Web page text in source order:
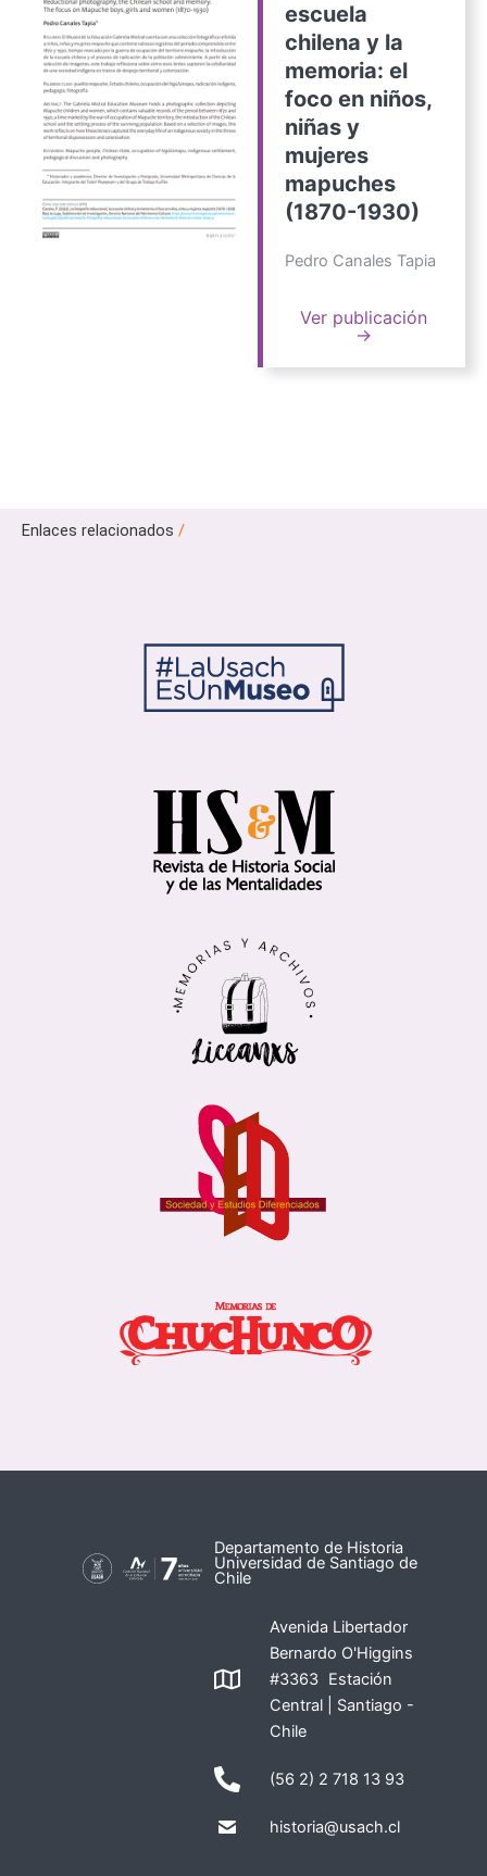
escuela
chilena y la
memoria: el
foco en niños,
niñas y
mujeres
mapuches
(1870-1930)
Pedro Canales Tapia
Ver publicación
→
Enlaces relacionados /
Departamento de Historia
Universidad de Santiago de
Chile
Avenida Libertador
Bernardo O'Higgins
#3363 Estación
Central | Santiago -
Chile
(56 2) 2 718 13 93
historia@usach.cl